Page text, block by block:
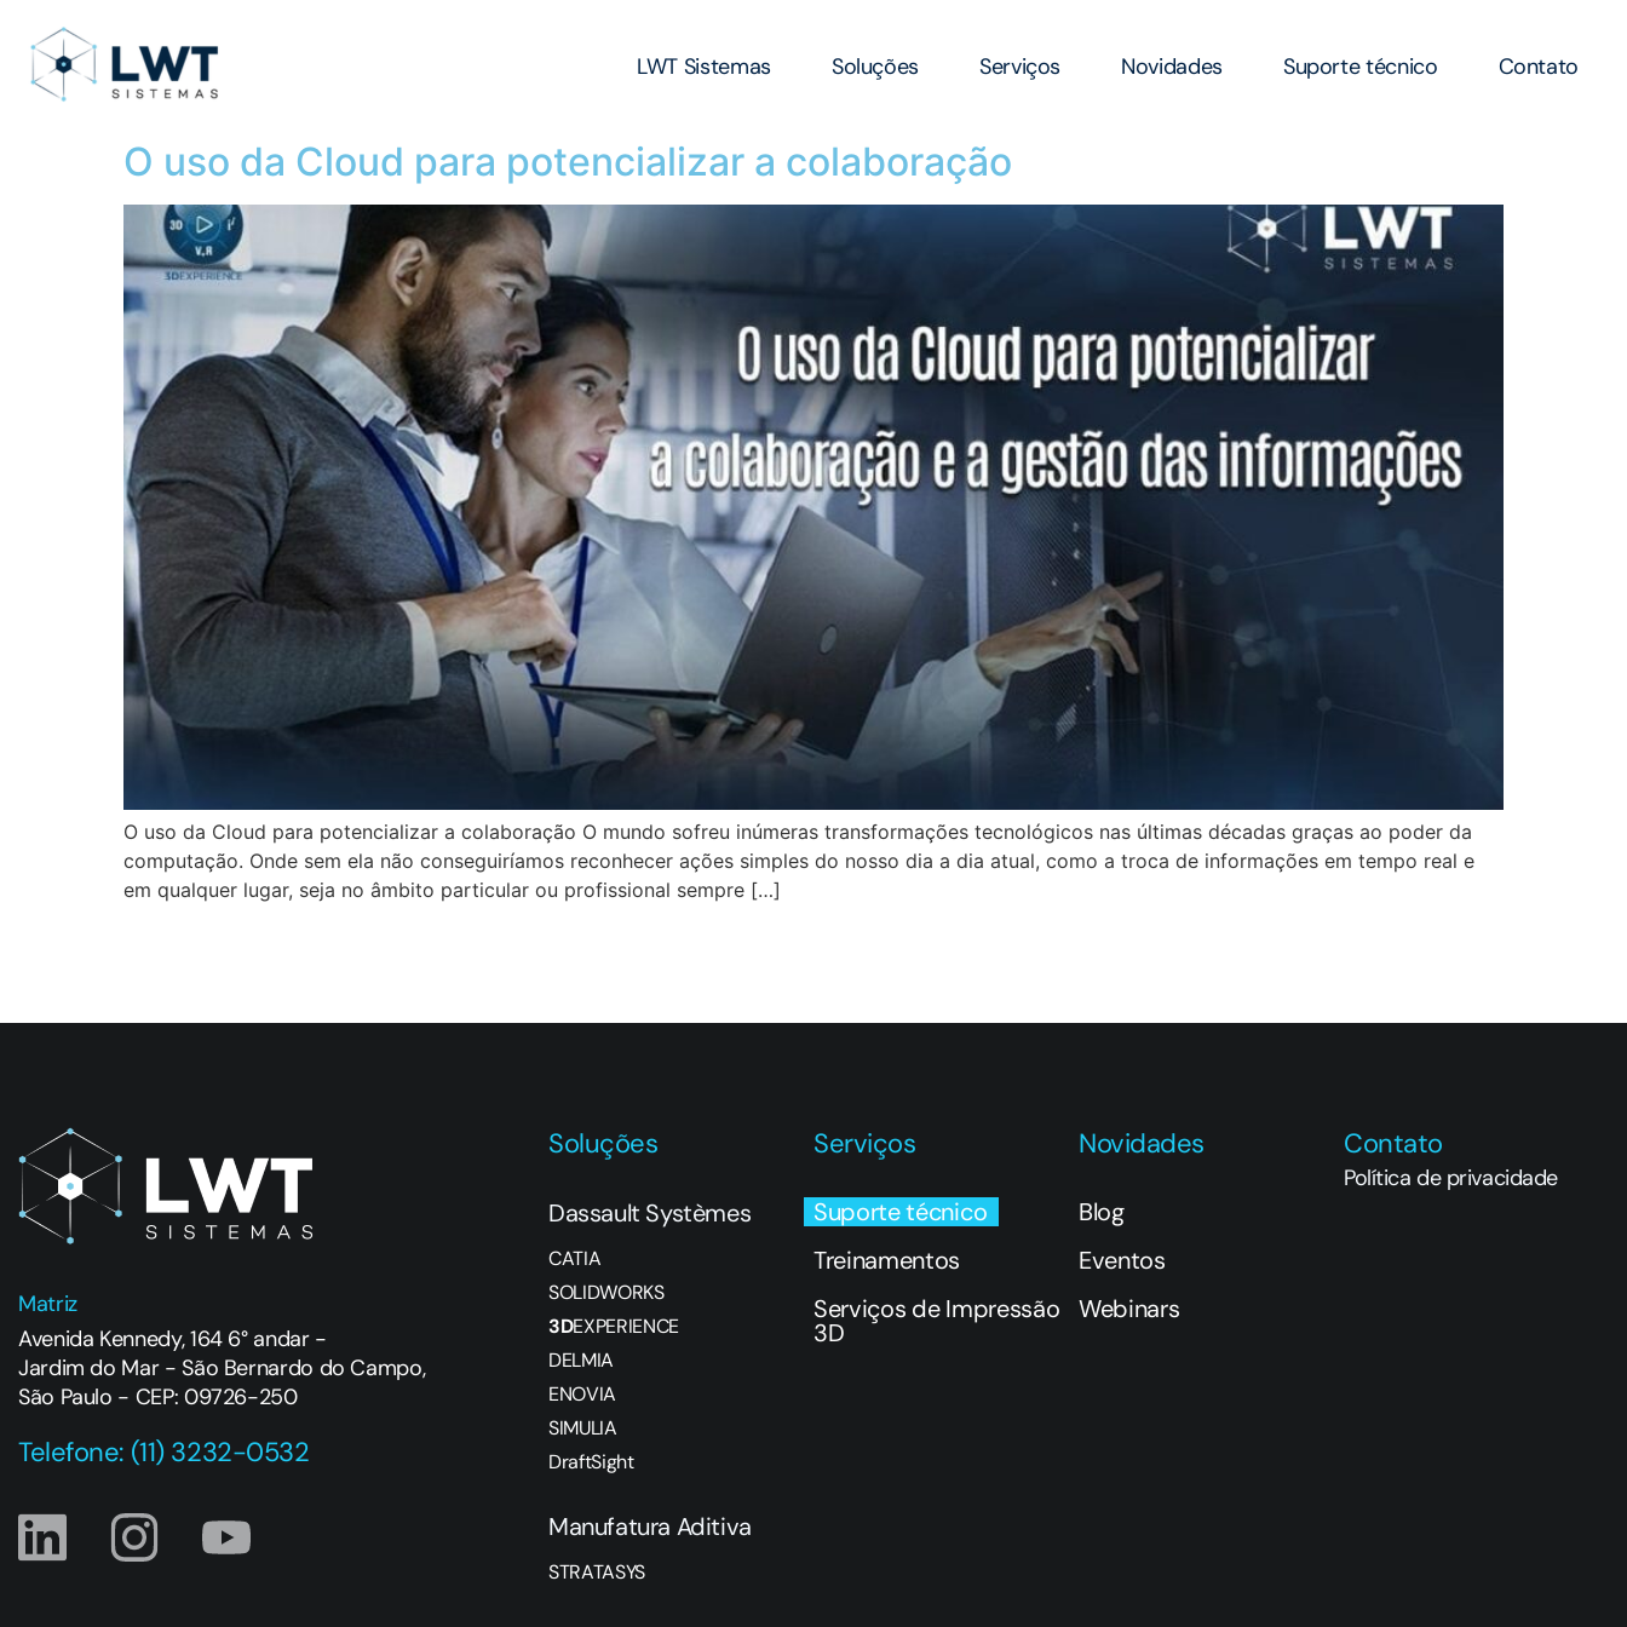
LWT Sistemas Soluções Serviços Novidades Suporte técnico Contato
O uso da Cloud para potencializar a colaboração
O uso da Cloud para potencializar a colaboração O mundo sofreu inúmeras transformações tecnológicos nas últimas décadas graças ao poder da
computação. Onde sem ela não conseguiríamos reconhecer ações simples do nosso dia a dia atual, como a troca de informações em tempo real e
em qualquer lugar, seja no âmbito particular ou profissional sempre […]
Matriz
Avenida Kennedy, 164 6° andar -
Jardim do Mar - São Bernardo do Campo,
São Paulo - CEP: 09726-250
Telefone: (11) 3232-0532
Soluções
Dassault Systèmes
CATIA
SOLIDWORKS
3DEXPERIENCE
DELMIA
ENOVIA
SIMULIA
DraftSight
Manufatura Aditiva
STRATASYS
Serviços
Suporte técnico
Treinamentos
Serviços de Impressão
3D
Novidades
Blog
Eventos
Webinars
Contato
Política de privacidade